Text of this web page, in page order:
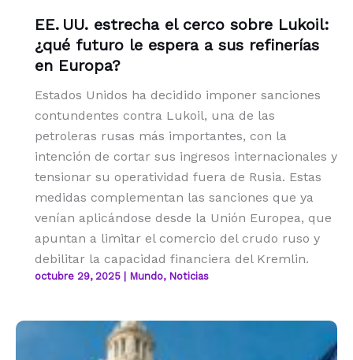
EE. UU. estrecha el cerco sobre Lukoil:
¿qué futuro le espera a sus refinerías
en Europa?
Estados Unidos ha decidido imponer sanciones
contundentes contra Lukoil, una de las
petroleras rusas más importantes, con la
intención de cortar sus ingresos internacionales y
tensionar su operatividad fuera de Rusia. Estas
medidas complementan las sanciones que ya
venían aplicándose desde la Unión Europea, que
apuntan a limitar el comercio del crudo ruso y
debilitar la capacidad financiera del Kremlin.
octubre 29, 2025 Mundo, Noticias